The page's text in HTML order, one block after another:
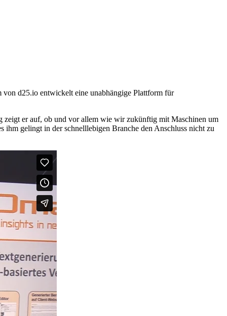
von d25.io entwickelt eine unabhängige Plattform für
zeigt er auf, ob und vor allem wie wir zukünftig mit Maschinen um
ihm gelingt in der schnelllebigen Branche den Anschluss nicht zu